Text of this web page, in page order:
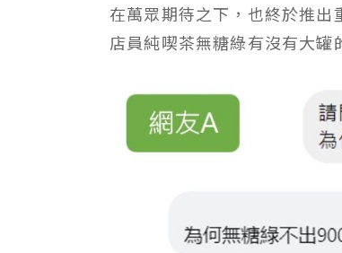
在萬眾期待之下，也終於推
店員純喫茶無糖綠有沒有大罐